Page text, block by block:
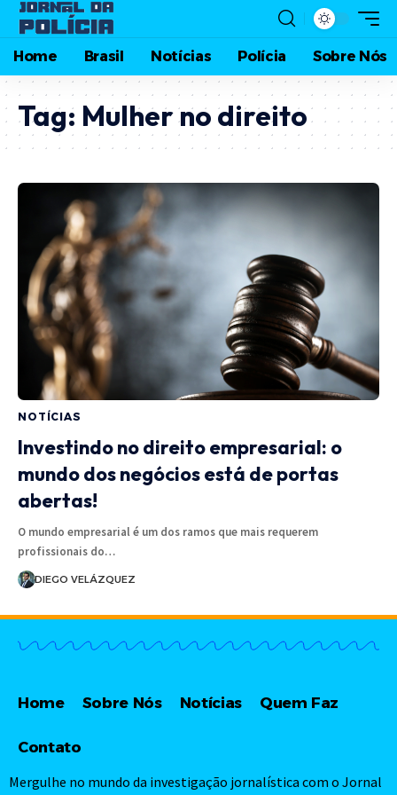
Home Brasil Notícias Polícia Sobre Nós
Tag: Mulher no direito
NOTÍCIAS
Investindo no direito empresarial: o
mundo dos negócios está de portas
abertas!
O mundo empresarial é um dos ramos que mais requerem
profissionais do…
DIEGO VELÁZQUEZ
Home Sobre Nós Notícias Quem Faz
Contato
Mergulhe no mundo da investigação jornalística com o Jornal